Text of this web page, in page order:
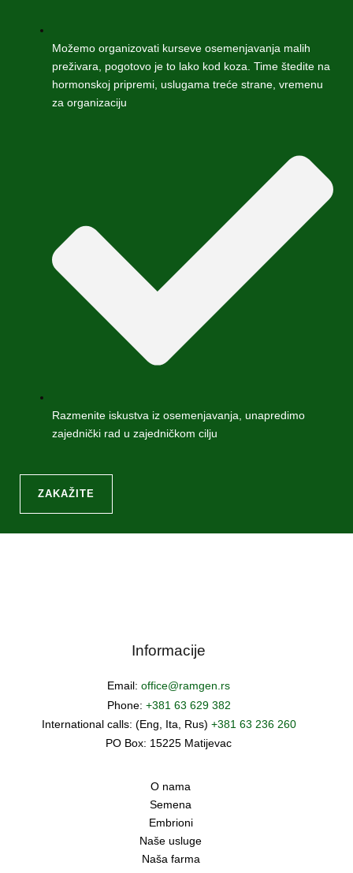
Možemo organizovati kurseve osemenjavanja malih
preživara, pogotovo je to lako kod koza. Time štedite na
hormonskoj pripremi, uslugama treće strane, vremenu
za organizaciju
Razmenite iskustva iz osemenjavanja, unapredimo
zajednički rad u zajedničkom cilju
ZAKAŽITE
Informacije
Email: office@ramgen.rs
Phone: +381 63 629 382
International calls: (Eng, Ita, Rus) +381 63 236 260
PO Box: 15225 Matijevac
O nama
Semena
Embrioni
Naše usluge
Naša farma